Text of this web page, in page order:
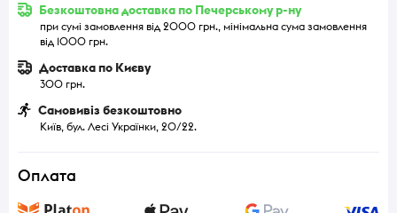
Безкоштовна доставка по Печерському р-ну
при сумі замовлення від 2000 грн., мінімальна сума замовлення
від 1000 грн.
Доставка по Києву
300 грн.
Самовивіз безкоштовно
Київ, бул. Лесі Українки, 20/22.
Оплата